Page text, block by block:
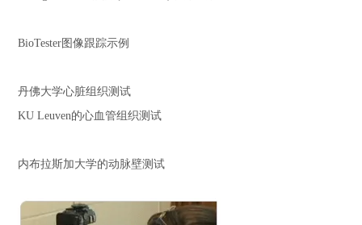
BioTester图像跟踪示例
丹佛大学心脏组织测试
KU Leuven的心血管组织测试
内布拉斯加大学的动脉壁测试